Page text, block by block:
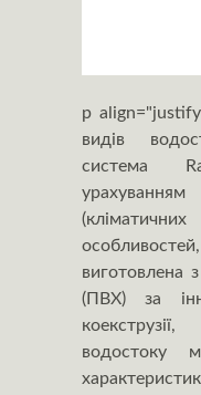
p
видів
система
(кліматичних
виготовлена
(ПВХ) за
водостоку